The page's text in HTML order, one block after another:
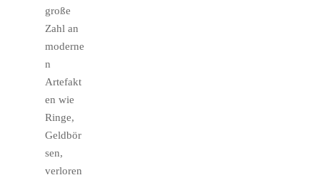
große
Zahl an
moderne
n
Artefakt
en wie
Ringe,
Geldbör
sen,
verloren